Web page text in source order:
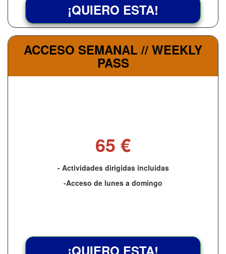
¡QUIERO ESTA!
ACCESO SEMANAL // WEEKLY
PASS
65 €
- Actividades dirigidas incluidas
-Acceso de lunes a domingo
¡QUIERO ESTA!